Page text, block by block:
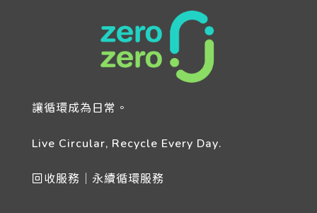
讓循環成為日常。
Live Circular, Recycle Every Day.
回收服務｜永續循環服務